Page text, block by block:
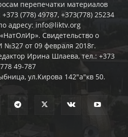
перепечатки материалов
(778) 49787, +373(778) 25234
адресу: info@liktv.org
Свидетельство о
от 09 февраля 2018г.
Ирина Шлаева, тел.: +373
778 49-787
ул.Кирова 142"а"кв 50.